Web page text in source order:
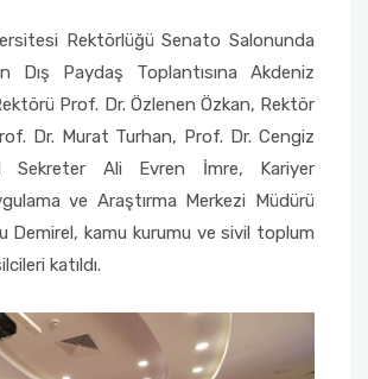
Rektörlüğü Senato Salonunda
Dış Paydaş Toplantısına Akdeniz
Prof. Dr. Özlenen Özkan, Rektör
Dr. Murat Turhan, Prof. Dr. Cengiz
Sekreter Ali Evren İmre, Kariyer
ve Araştırma Merkezi Müdürü
Demirel, kamu kurumu ve sivil toplum
katıldı.
Planı
Fakültesi
Fakültesi
Süral MYO
Daire Başkanlığı
Ofisi
Takip Sistemi